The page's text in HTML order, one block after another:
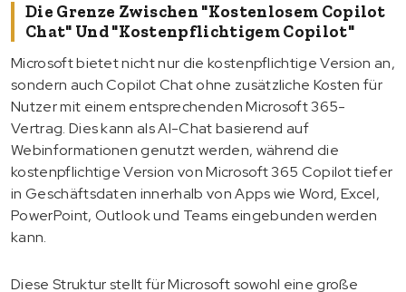
Die Grenze Zwischen "kostenlosem Copilot
Chat" Und "kostenpflichtigem Copilot"
Microsoft bietet nicht nur die kostenpflichtige Version an,
sondern auch Copilot Chat ohne zusätzliche Kosten für
Nutzer mit einem entsprechenden Microsoft 365-
Vertrag. Dies kann als AI-Chat basierend auf
Webinformationen genutzt werden, während die
kostenpflichtige Version von Microsoft 365 Copilot tiefer
in Geschäftsdaten innerhalb von Apps wie Word, Excel,
PowerPoint, Outlook und Teams eingebunden werden
kann.
Diese Struktur stellt für Microsoft sowohl eine große